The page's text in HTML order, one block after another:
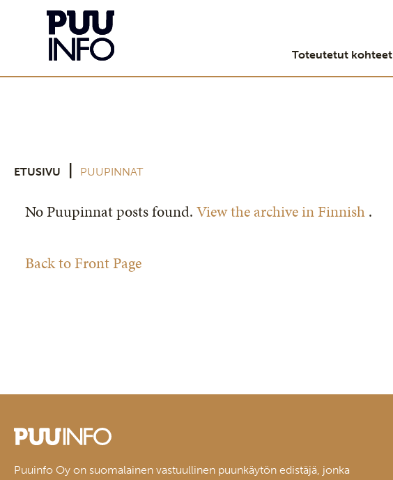
Toteutetut kohteet
ETUSIVU PUUPINNAT
No Puupinnat posts found.View the archive in Finnish.
Back to Front Page
Puuinfo Oy on suomalainen vastuullinen puunkäytön edistäjä, jonka